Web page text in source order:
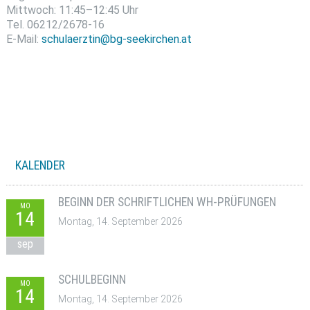
Mittwoch: 11:45–12:45 Uhr
Tel. 06212/2678-16
E-Mail: schulaerztin@bg-seekirchen.at
KALENDER
MO
14
sep
BEGINN DER SCHRIFTLICHEN WH-PRÜFUNGEN
Montag, 14. September 2026
MO
14
SCHULBEGINN
Montag, 14. September 2026